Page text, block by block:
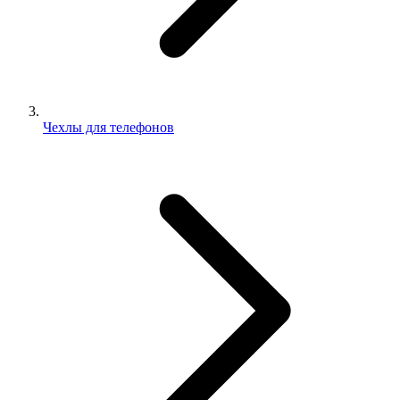
Чехлы для телефонов